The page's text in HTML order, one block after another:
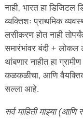
नाही, भारत हा
व्यक्तिशः प्राथमिक
लसीकरण होत नाही
समारंभांवर बंदी + लोकल
थांबणार नाहीत हा
कळकळीचा, आणि
सल्ला आहे.
सर्व माहिती माझ्या